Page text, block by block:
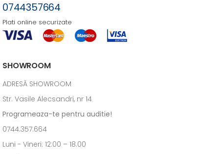
0744357664
Plati online securizate
SHOWROOM
ADRESĂ SHOWROOM
Str. Vasile Alecsandri, nr 14
Programeaza-te pentru auditie!
0744.357.664
Luni - Vineri: 12:00 – 18.00